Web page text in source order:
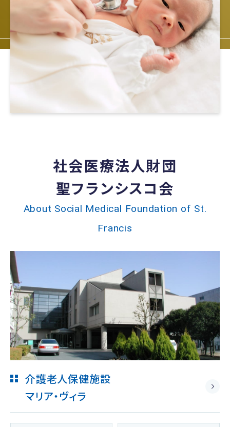
社会医療法人財団
聖フランシスコ会
About Social Medical Foundation of St.
Francis
介護老人保健施設
マリア・ヴィラ